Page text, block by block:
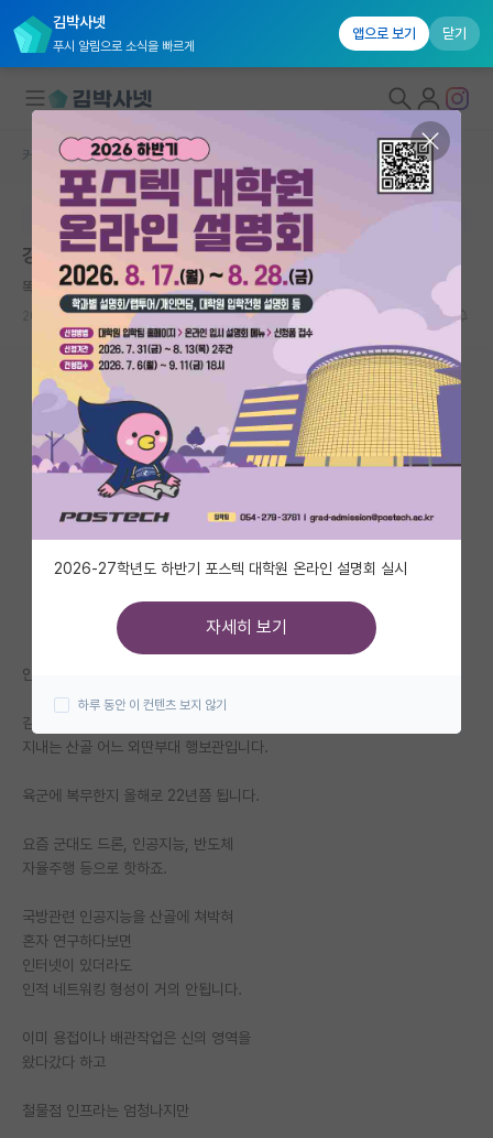
김박사넷
푸시 알림으로 소식을 빠르게
앱으로 보기 닫기
대학원생 모집
국내대학원 정보
연구실&오픈랩
커뮤니티
커뮤니티 홈
전체글보기
베스트 게시판
IF 명예의전당
자유 게시판(아무개랩)
미국 유학 게시판
미국 대학원 합격 후기 게시판
대학원 합격 후기 게시판
연구실(PI) 홍보 게시판
석박사 채용 정보 게시판
임용 정보 게시판
취업 게시판
임용 후기 게시판
인문사회 계열 게시판
특수/전문대학원 게시판
커뮤니티 홈 자유 게시판(아무개랩)
본문이 수정되지 않는 박제글입니다.
강원도 산골, 외딴 부대 행보관 입니다.
똑똑한 아담 스미스
2026.05.13 1 1101
안녕하세요.
김박사넷에서 눈으로만 글을 보며
지내는 산골 어느 외딴부대 행보관입니다.
육군에 복무한지 올해로 22년쯤 됩니다.
요즘 군대도 드론, 인공지능, 반도체
자율주행 등으로 핫하죠.
국방관련 인공지능을 산골에 쳐박혀
혼자 연구하다보면
인터넷이 있더라도
인적 네트워킹 형성이 거의 안됩니다.
이미 용접이나 배관작업은 신의 영역을
왔다갔다 하고
철물점 인프라는 엄청나지만
2026-27학년도 하반기 포스텍 대학원 온라인 설명회 실시
자세히 보기
하루 동안 이 컨텐츠 보지 않기